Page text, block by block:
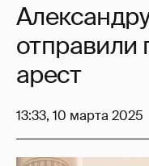
арест
13:33, 10 марта 2025